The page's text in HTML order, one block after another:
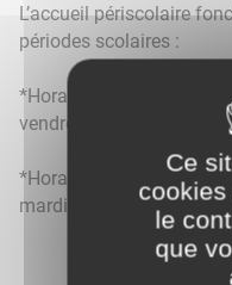
L’accueil périscolaire
périodes scolaires :
*Horaires matin : 7h00 à
vendredis
*Horaires après-midis :-
mardis, jeudis, vendredis
Ce
le
que